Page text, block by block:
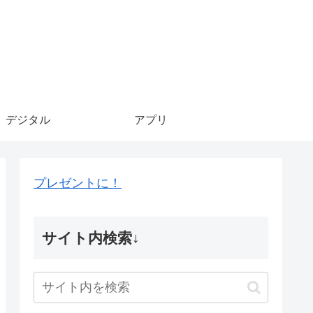
デジタル アプリ
プレゼントに！
サイト内検索↓